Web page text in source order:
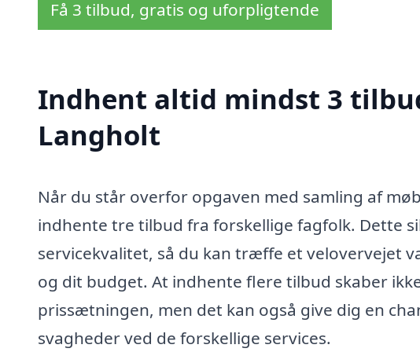
Få 3 tilbud, gratis og uforpligtende
Indhent altid mindst 3
Langholt
Når du står overfor opgaven med samling af
indhente tre tilbud fra forskellige fagfolk. Dette
servicekvalitet, så du kan træffe et velovervejet
og dit budget. At indhente flere tilbud skaber
prissætningen, men det kan også give dig en
svagheder ved de forskellige services.